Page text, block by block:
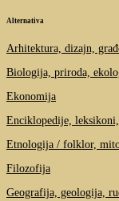
Alternativa
Arhitektura, dizajn,
Biologija, priroda,
Ekonomija
Enciklopedije,
Etnologija / folklor,
Filozofija
Geografija, geologija,